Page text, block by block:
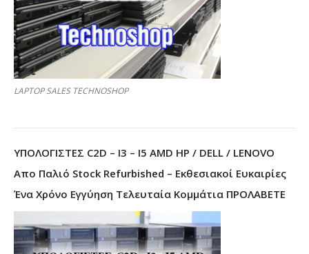
LAPTOP SALES TECHNOSHOP
ΥΠΟΛΟΓΙΣΤΕΣ C2D – I3 – I5 AMD HP / DELL / LENOVO
Απο Παλιό Stock Refurbished – Εκθεσιακοί Ευκαιρίες
Ένα Χρόνο Εγγύηση Τελευταία Κομμάτια ΠΡΟΛΑΒΕΤΕ